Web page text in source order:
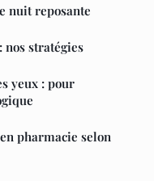
nuit reposante
stratégies
yeux : pour
pharmacie selon